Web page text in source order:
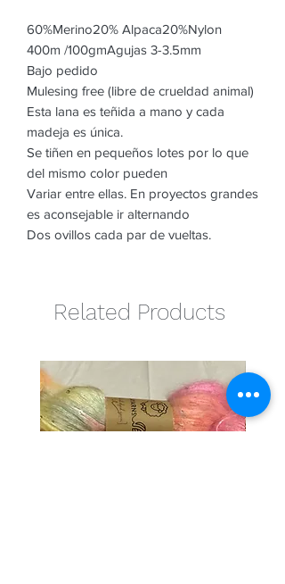
60%Merino20% Alpaca20%Nylon
400m /100gmAgujas 3-3.5mm
Bajo pedido
Mulesing free (libre de crueldad animal)
Esta lana es teñida a mano y cada
madeja es única.
Se tiñen en pequeños lotes por lo que
del mismo color pueden
Variar entre ellas. En proyectos grandes
es aconsejable ir alternando
Dos ovillos cada par de vueltas.
Related Products